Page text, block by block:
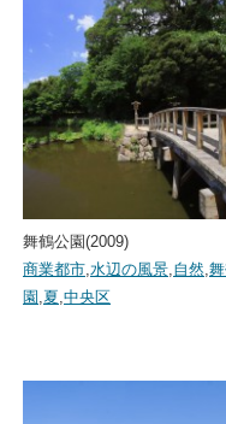
舞鶴公園(2009)
商業都市,水辺の風景,自然,
園 ,夏,中央区